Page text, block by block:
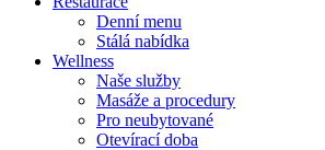
Denní menu
Stálá nabídka
Wellness
Naše služby
Masáže a procedury
Pro neubytované
Otevírací doba